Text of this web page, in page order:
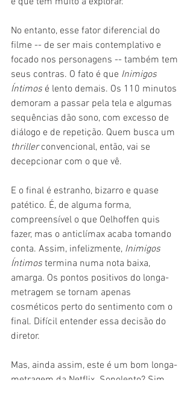
No entanto, esse fator diferencial do
filme -- de ser mais contemplativo e
focado nos personagens -- também tem
seus contras. O fato é que Inimigos
Íntimos é lento demais. Os 110 minutos
demoram a passar pela tela e algumas
sequências dão sono, com excesso de
diálogo e de repetição. Quem busca um
thriller convencional, então, vai se
decepcionar com o que vê.
E o final é estranho, bizarro e quase
patético. É, de alguma forma,
compreensível o que Oelhoffen quis
fazer, mas o anticlímax acaba tomando
conta. Assim, infelizmente, Inimigos
Íntimos termina numa nota baixa,
amarga. Os pontos positivos do longa-
metragem se tornam apenas
cosméticos perto do sentimento com o
final. Difícil entender essa decisão do
diretor.
Mas, ainda assim, este é um bom longa-
metragem da Netflix. Sonolento? Sim.